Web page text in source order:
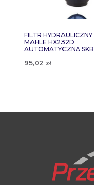
FILTR HYDRAULICZNY
MAHLE HX232D
AUTOMATYCZNA SKB
95,02 zł